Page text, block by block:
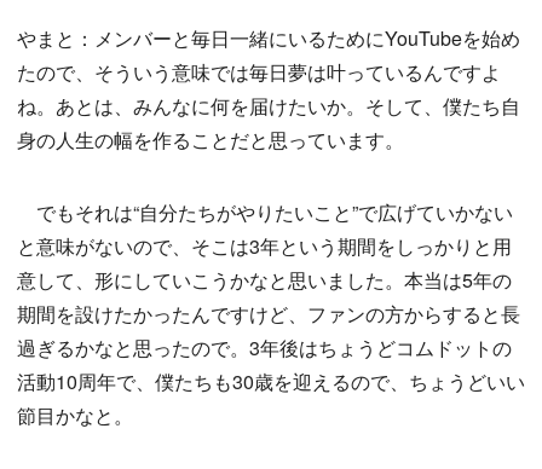
やまと：メンバーと毎日一緒にいるためにYouTubeを始め
たので、そういう意味では毎日夢は叶っているんですよ
ね。あとは、みんなに何を届けたいか。そして、僕たち自
身の人生の幅を作ることだと思っています。
でもそれは“自分たちがやりたいこと”で広げていかない
と意味がないので、そこは3年という期間をしっかりと用
意して、形にしていこうかなと思いました。本当は5年の
期間を設けたかったんですけど、ファンの方からすると長
過ぎるかなと思ったので。3年後はちょうどコムドットの
活動10周年で、僕たちも30歳を迎えるので、ちょうどいい
節目かなと。